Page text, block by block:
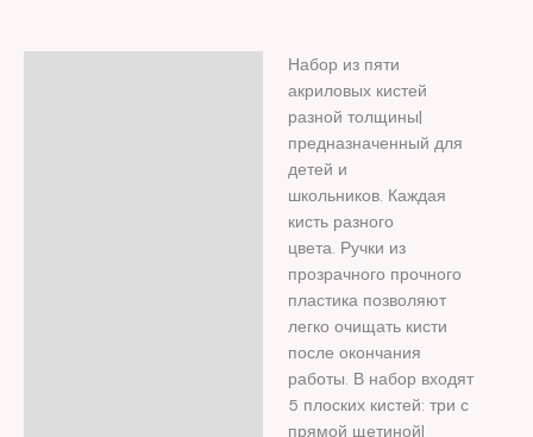
Набор из пяти
акриловых кистей
разной толщины|
предназначенный для
детей и
школьников. Каждая
кисть разного
цвета. Ручки из
прозрачного прочного
пластика позволяют
легко очищать кисти
после окончания
работы. В набор входят
5 плоских кистей: три с
прямой щетиной|